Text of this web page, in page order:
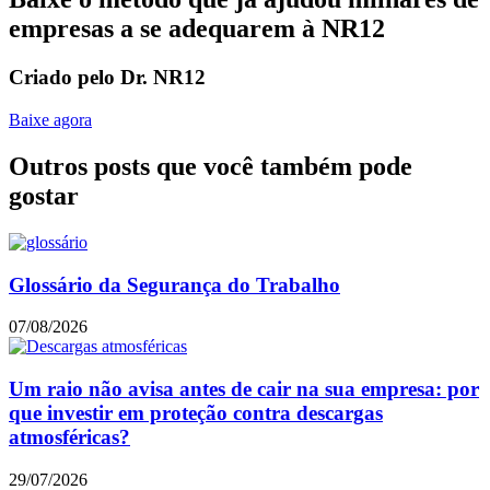
empresas a se adequarem à NR12
Criado pelo Dr. NR12
Baixe agora
Outros posts que você também pode
gostar
Glossário da Segurança do Trabalho
07/08/2026
Um raio não avisa antes de cair na sua empresa: por
que investir em proteção contra descargas
atmosféricas?
29/07/2026